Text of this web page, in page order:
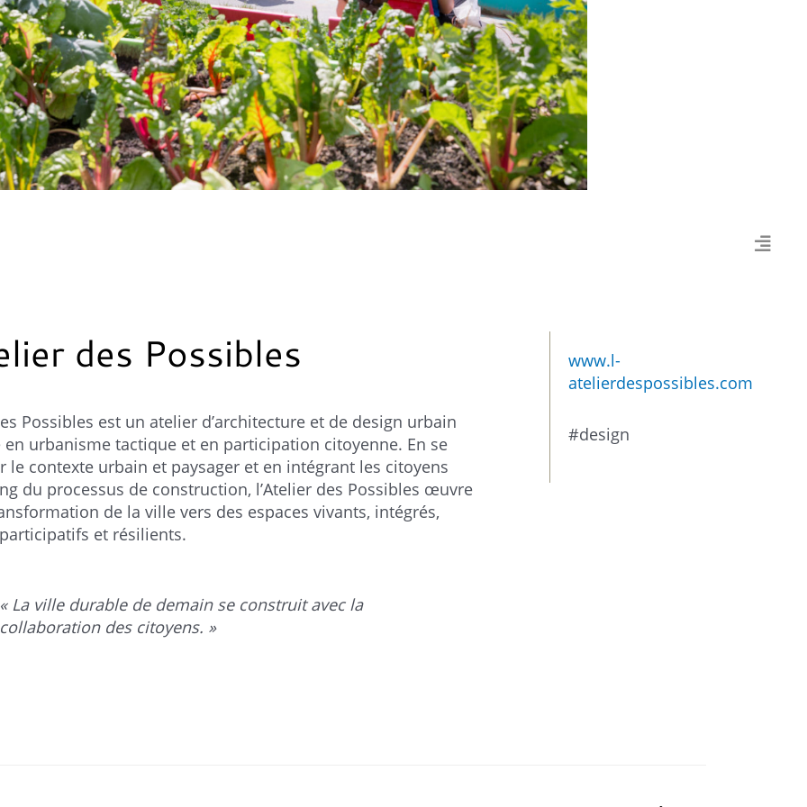
des Possibles
Possibles est un atelier d’architecture et de design urbain
en urbanisme tactique et en participation citoyenne. En se
le contexte urbain et paysager et en intégrant les citoyens
du processus de construction, l’Atelier des Possibles œuvre
de la ville vers des espaces vivants, intégrés,
et résilients.
La ville durable de demain se construit avec la
des citoyens. »
www.l-
atelierdespossibles.com
#design